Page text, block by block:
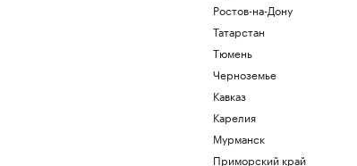
Ростов-на-Дону
Татарстан
Тюмень
Черноземье
Кавказ
Карелия
Мурманск
Приморский край